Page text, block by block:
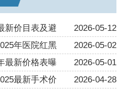
新价目表及避
2026-05-12
年医院红黑
2026-05-02
最新价格表曝
2026-05-01
最新手术价
2026-04-28